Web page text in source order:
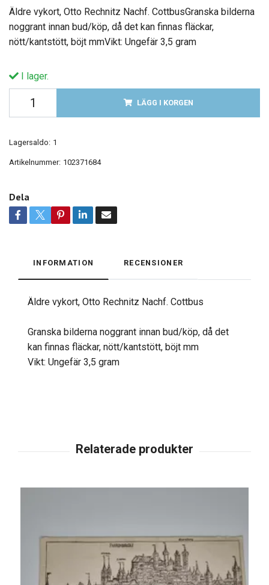
Äldre vykort, Otto Rechnitz Nachf. CottbusGranska bilderna
noggrant innan bud/köp, då det kan finnas fläckar,
nött/kantstött, böjt mmVikt: Ungefär 3,5 gram
I lager.
LÄGG I KORGEN
Lagersaldo: 1
Artikelnummer: 102371684
Dela
INFORMATION RECENSIONER
Äldre vykort, Otto Rechnitz Nachf. Cottbus
Granska bilderna noggrant innan bud/köp, då det
kan finnas fläckar, nött/kantstött, böjt mm
Vikt: Ungefär 3,5 gram